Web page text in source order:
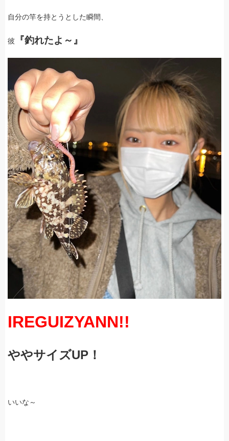
自分の竿を持とうとした瞬間、
彼 『釣れたよ～』
IREGUIZYANN!!
ややサイズUP！
いいな～